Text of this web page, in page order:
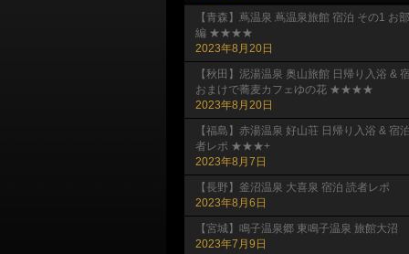
【青森】蔦温泉 蔦温泉旅館 宿泊 その1 お
編 ★★★★
2023年8月20日
【秋田】泥湯温泉 奥山旅館 日帰り入浴 &
おまけで蕎麦カフェゆの花 ★★★★
2023年8月20日
【福島】赤湯温泉 好山荘 日帰り入浴 & 宿
者レポ ★★★+
2023年8月7日
【長野】釜沼温泉 大喜泉 宿泊 読者レポ
2023年8月6日
【宮城】鳴子温泉郷 東鳴子温泉 旅館大沼
2023年7月9日